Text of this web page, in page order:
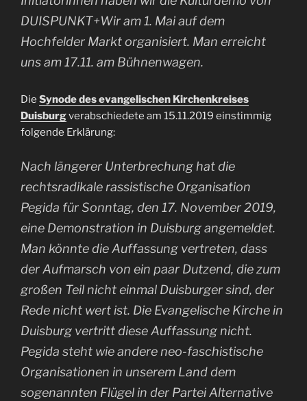
DUISPUNKT+Wir am 1. Mai auf dem
Hochfelder Markt organisiert. Man erreicht
uns am 17.11. am Bühnenwagen.
Die Synode des evangelischen Kirchenkreises
Duisburgverabschiedete am 15.11.2019 einstimmig
folgende Erklärung:
Nach längerer Unterbrechung hat die
rechtsradikale rassistische Organisation
Pegida für Sonntag, den 17. November 2019,
eine Demonstration in Duisburg angemeldet.
Man könnte die Auffassung vertreten, dass
der Aufmarsch von ein paar Dutzend, die zum
großen Teil nicht einmal Duisburger sind, der
Rede nicht wert ist. Die Evangelische Kirche in
Duisburg vertritt diese Auffassung nicht.
Pegida steht wie andere neo-faschistische
Organisationen in unserem Land dem
sogenannten Flügel in der Partei Alternative